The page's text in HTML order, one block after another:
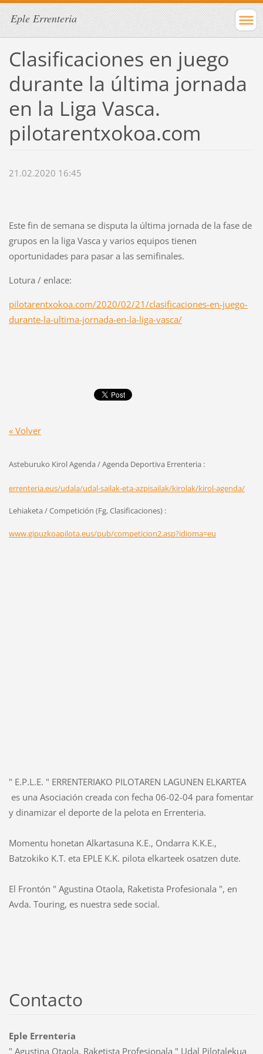
Eple Errenteria
Clasificaciones en juego
durante la última jornada
en la Liga Vasca.
pilotarentxokoa.com
21.02.2020 16:45
Este fin de semana se disputa la última jornada de la fase de
grupos en la liga Vasca y varios equipos tienen
oportunidades para pasar a las semifinales.
Lotura / enlace:
pilotarentxokoa.com/2020/02/21/clasificaciones-en-juego-
durante-la-ultima-jornada-en-la-liga-vasca/
« Volver
Asteburuko Kirol Agenda / Agenda Deportiva Errenteria :
errenteria.eus/udala/udal-sailak-eta-azpisailak/kirolak/kirol-agenda/
Lehiaketa / Competición (Fg, Clasificaciones) :
www.gipuzkoapilota.eus/pub/competicion2.asp?idioma=eu
" E.P.L.E. " ERRENTERIAKO PILOTAREN LAGUNEN ELKARTEA
es una Asociación creada con fecha 06-02-04 para fomentar
y dinamizar el deporte de la pelota en Errenteria.
Momentu honetan Alkartasuna K.E., Ondarra K.K.E.,
Batzokiko K.T. eta EPLE K.K. pilota elkarteek osatzen dute.
El Frontón " Agustina Otaola, Raketista Profesionala ", en
Avda. Touring, es nuestra sede social.
Contacto
Eple Errenteria
" Agustina Otaola, Raketista Profesionala " Udal Pilotalekua